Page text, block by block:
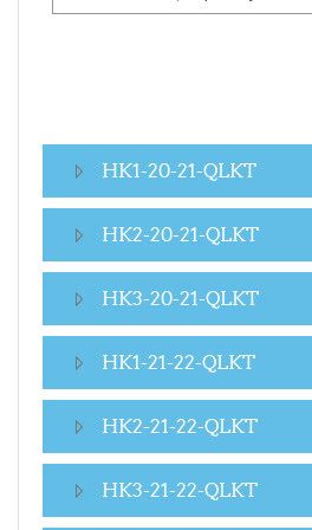
HK1-20-21-QLKT
HK2-20-21-QLKT
HK3-20-21-QLKT
HK1-21-22-QLKT
HK2-21-22-QLKT
HK3-21-22-QLKT